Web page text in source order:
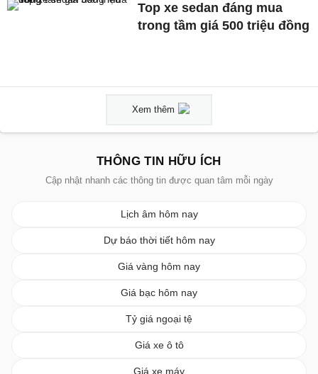
Top xe sedan đáng mua
trong tầm giá 500 triệu đồng
Xem thêm
THÔNG TIN HỮU ÍCH
Cập nhật nhanh các thông tin được quan tâm mỗi ngày
Lịch âm hôm nay
Dự báo thời tiết hôm nay
Giá vàng hôm nay
Giá bạc hôm nay
Tỷ giá ngoại tệ
Giá xe ô tô
Giá xe máy